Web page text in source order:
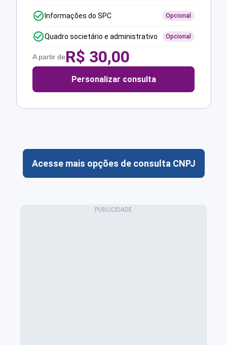
Informações do SPC Opcional
Quadro societário e administrativo Opcional
A partir deR$ 30,00
Personalizar consulta
Acesse mais opções de consulta CNPJ